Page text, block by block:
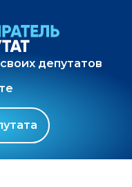
депутатов